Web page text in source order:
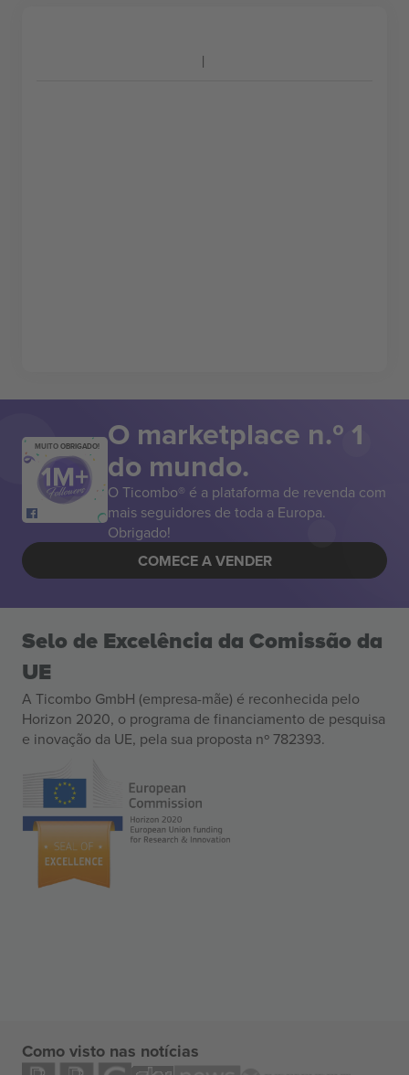
MUITO OBRIGADO! O marketplace n.º 1
do mundo.
O Ticombo® é a plataforma de revenda com
mais seguidores de toda a Europa.
Obrigado!
COMECE A VENDER
Selo de Excelência da Comissão da
UE
A Ticombo GmbH (empresa-mãe) é reconhecida pelo
Horizon 2020, o programa de financiamento de pesquisa
e inovação da UE, pela sua proposta nº 782393.
Como visto nas notícias